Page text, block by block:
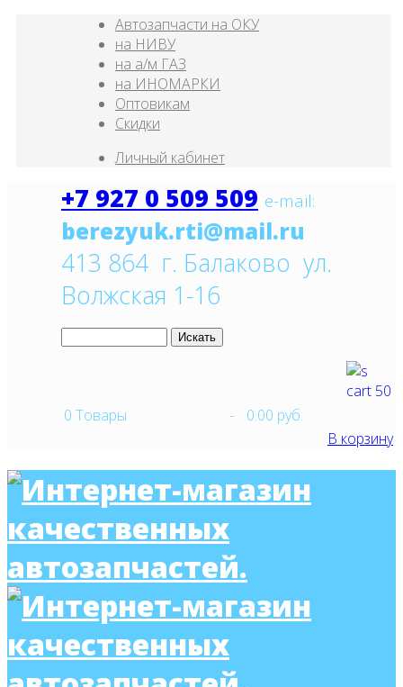
Автозапчасти на ОКУ
на НИВУ
на а/м ГАЗ
на ИНОМАРКИ
Оптовикам
Скидки
Личный кабинет
+7 927 0 509 509 e-mail:
413 864 г. Балаково ул.
Волжская 1-16
0 Товары -
0.00 руб.
В корзину